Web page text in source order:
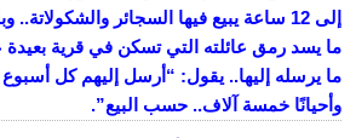
إلى 12 ساعة يبيع فيها السجائر
ما يسد رمق عائلته التي تسكن في قرية
ما يرسله إليها.. يقول: “أرسل إليهم كل أسبوع
وأحيانًا خمسة آلاف.. حسب البيع”.